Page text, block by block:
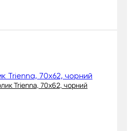
Trienna, 70х62, чорний